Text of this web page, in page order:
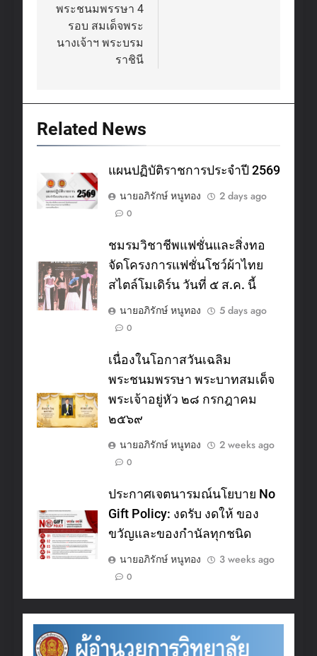
พระชนมพรรษา 4
รอบ สมเด็จพระ
นางเจ้าฯ พระบรม
ราชินี
Related News
แผนปฏิบัติราชการประจำปี 2569
นายอภิรักษ์ หนูทอง
2 days ago
0
ชมรมวิชาชีพแฟชั่นและสิ่งทอ
จัดโครงการแฟชั่นโชว์ผ้าไทย
สไตล์โมเดิร์น วันที่ ๕ ส.ค. นี้
นายอภิรักษ์ หนูทอง
5 days ago
0
เนื่องในโอกาสวันเฉลิม
พระชนมพรรษา พระบาทสมเด็จ
พระเจ้าอยู่หัว ๒๘ กรกฎาคม
๒๕๖๙
นายอภิรักษ์ หนูทอง
2 weeks ago
0
ประกาศเจตนารมณ์นโยบาย No
Gift Policy: งดรับ งดให้ ของ
ขวัญและของกำนัลทุกชนิด
นายอภิรักษ์ หนูทอง
3 weeks ago
0